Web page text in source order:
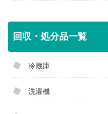
回収・処分品一覧
冷蔵庫
洗濯機